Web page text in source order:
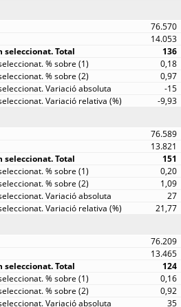
76.570
14.053
136
0,18
0,97
-15
-9,93
76.589
13.821
151
0,20
1,09
27
21,77
76.209
13.465
124
0,16
0,92
35